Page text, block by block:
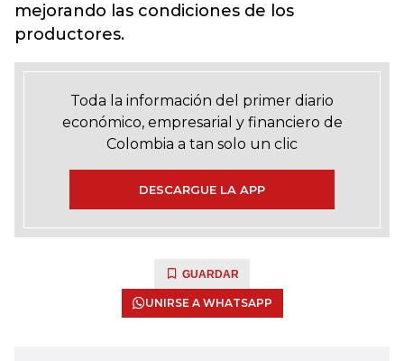
mejorando las condiciones de los
productores.
Toda la información del primer diario
económico, empresarial y financiero de
Colombia a tan solo un clic
DESCARGUE LA APP
GUARDAR
UNIRSE A WHATSAPP